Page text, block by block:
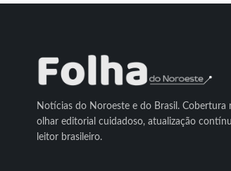
Notícias do Noroeste e do Brasil. Cobertura
olhar editorial cuidadoso, atualização
leitor brasileiro.